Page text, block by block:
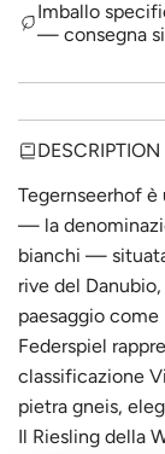
Imballo
— consegna
DESCRIPTION
Tegernseerhof
— la
bianchi —
rive del
paesaggio
Federspiel
classificazione
pietra gneis,
Il Riesling della